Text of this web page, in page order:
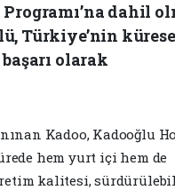
Programı’na dahil
Türkiye’nin
olarak
Kadoo, Kadooğlu
hem yurt içi hem de
kalitesi,